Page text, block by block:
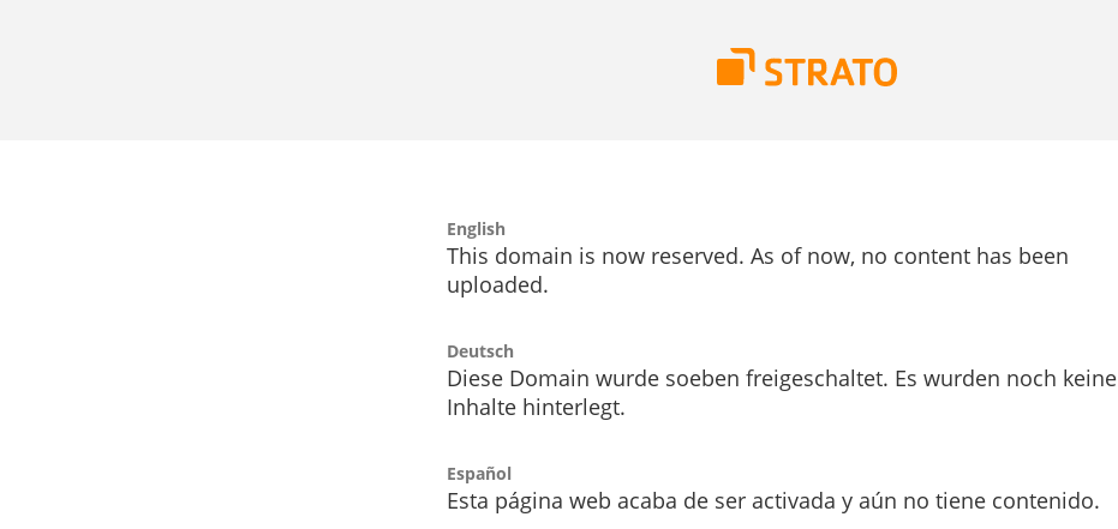
English
This domain is now reserved. As of now, no content has been
uploaded.
Deutsch
Diese Domain wurde soeben freigeschaltet. Es wurden noch keine
Inhalte hinterlegt.
Español
Esta página web acaba de ser activada y aún no tiene contenido.